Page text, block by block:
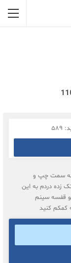
سمت چپ و
زده دردم به این
قفسه سینم
کمکم کنید